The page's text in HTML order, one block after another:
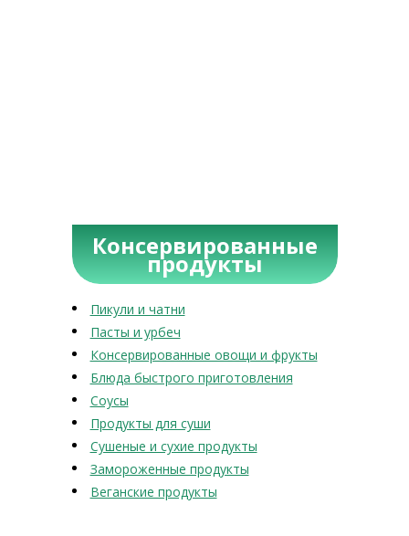
Консервированные
продукты
Пикули и чатни
Пасты и урбеч
Консервированные овощи и фрукты
Блюда быстрого приготовления
Соусы
Продукты для суши
Сушеные и сухие продукты
Замороженные продукты
Веганские продукты